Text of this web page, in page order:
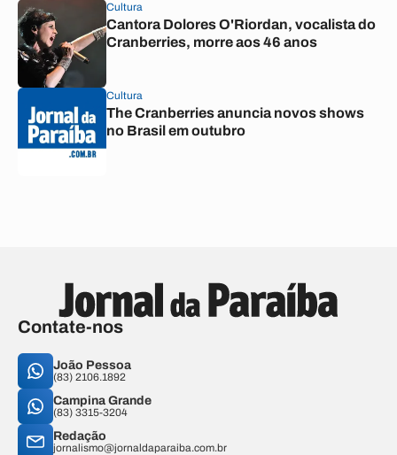
Cultura
Cantora Dolores O'Riordan, vocalista do
Cranberries, morre aos 46 anos
Cultura
The Cranberries anuncia novos shows
no Brasil em outubro
Contate-nos
João Pessoa
(83) 2106.1892
Campina Grande
(83) 3315-3204
Redação
jornalismo@jornaldaparaiba.com.br